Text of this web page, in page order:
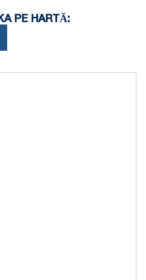
PE HARTĂ: